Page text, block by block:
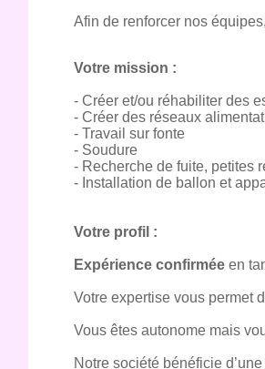
Afin de renforcer nos
Votre mission :
- Créer et/ou réhabiliter des
- Créer des réseaux
- Travail sur fonte
- Soudure
- Recherche de fuite, petites
- Installation de ballon et
Votre profil :
Expérience confirmée en
Votre expertise vous permet
Vous êtes autonome mais
Notre société bénéficie